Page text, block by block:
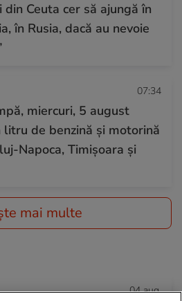
Ceuta cer să ajungă în
în Rusia, dacă au nevoie
07:34
miercuri, 5 august
de benzină și motorină
Napoca, Timișoara și
mai multe
04 aug.